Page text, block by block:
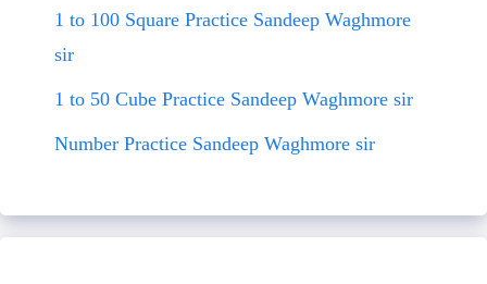
1 to 100 Square Practice Sandeep Waghmore
sir
1 to 50 Cube Practice Sandeep Waghmore sir
Number Practice Sandeep Waghmore sir